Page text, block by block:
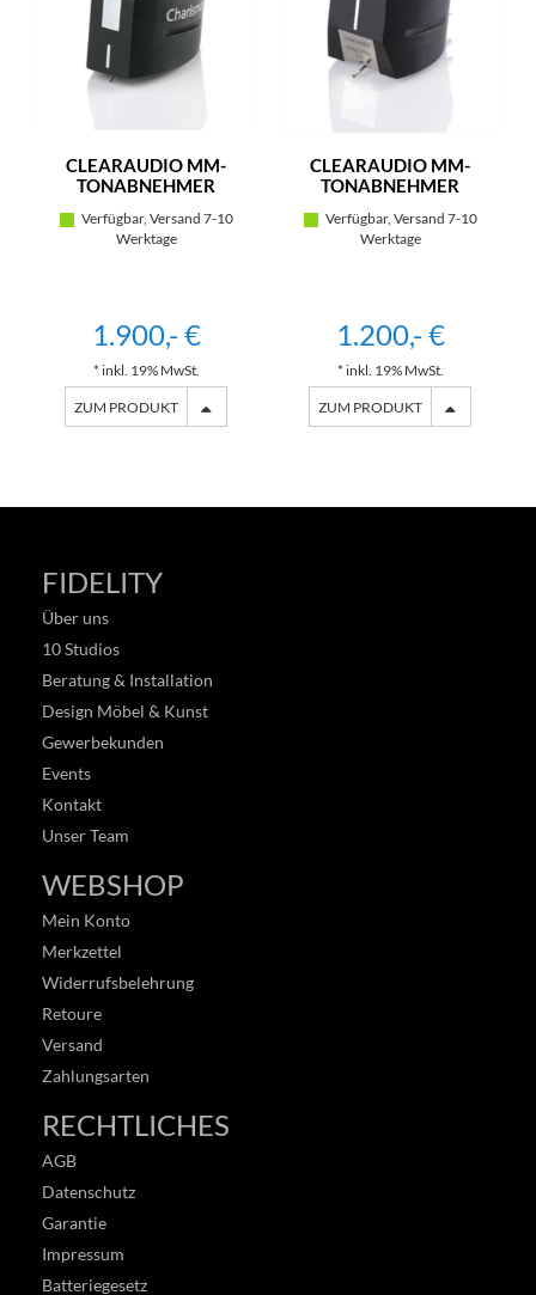
CLEARAUDIO MM-
TONABNEHMER
(EBENHOLZ)
Verfügbar, Versand 7-10
Werktage
1.900,- €
* inkl. 19% MwSt.
ZUM PRODUKT
CLEARAUDIO MM-
TONABNEHMER
(EBENHOLZ)
Verfügbar, Versand 7-10
Werktage
1.200,- €
* inkl. 19% MwSt.
ZUM PRODUKT
FIDELITY
Über uns
10 Studios
Beratung & Installation
Design Möbel & Kunst
Gewerbekunden
Events
Kontakt
Unser Team
WEBSHOP
Mein Konto
Merkzettel
Widerrufsbelehrung
Retoure
Versand
Zahlungsarten
RECHTLICHES
AGB
Datenschutz
Garantie
Impressum
Batteriegesetz